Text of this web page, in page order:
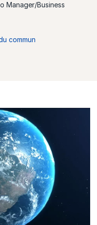
Manager/Business
commun